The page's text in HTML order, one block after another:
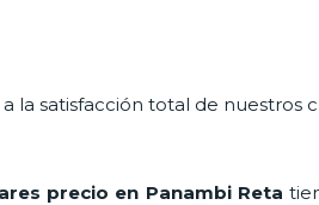
satisfacción total de nuestros
precio en Panambi Reta